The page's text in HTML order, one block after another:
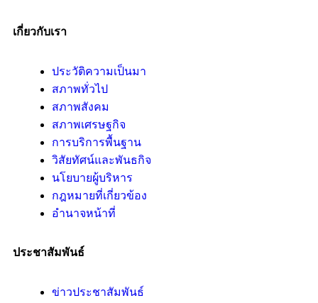
เกี่ยวกับเรา
ประวัติความเป็นมา
สภาพทั่วไป
สภาพสังคม
สภาพเศรษฐกิจ
การบริการพื้นฐาน
วิสัยทัศน์และพันธกิจ
นโยบายผู้บริหาร
กฎหมายที่เกี่ยวข้อง
อํานาจหน้าที่
ประชาสัมพันธ์
ข่าวประชาสัมพันธ์